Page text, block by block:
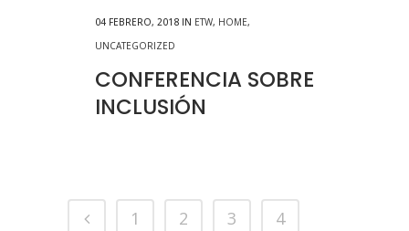
04 FEBRERO, 2018 IN ETW, HOME,
UNCATEGORIZED
CONFERENCIA SOBRE
INCLUSIÓN
1 2 3
4